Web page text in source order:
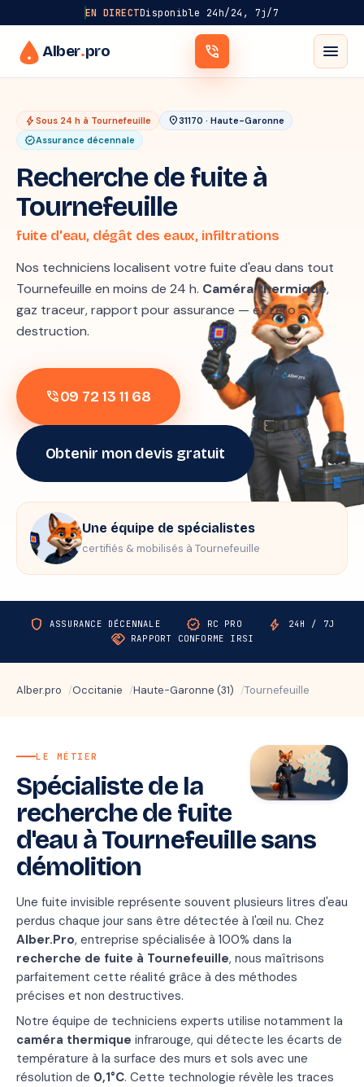
EN DIRECTDisponible 24h/24, 7j/7
Alber.pro phone_in_talk menu
bolt Sous 24 h à Tournefeuille location_on31170 · Haute-Garonne
verifiedAssurance décennale
Recherche de fuite à
Tournefeuille
fuite d'eau, dégât des eaux, infiltrations
Nos techniciens localisent votre fuite d'eau dans tout
Tournefeuille en moins de 24 h. Caméra thermique,
gaz traceur, rapport pour assurance — et zéro
destruction.
phone_in_talk09 72 13 11 68
Obtenir mon devis gratuit
Une équipe de spécialistes
certifiés & mobilisés à Tournefeuille
shield ASSURANCE DÉCENNALE verified RC PRO bolt 24H / 7J
handshakeRAPPORT CONFORME IRSI
Alber.pro Occitanie Haute-Garonne (31) Tournefeuille
LE MÉTIER
Spécialiste de la
recherche de fuite
d'eau à Tournefeuille sans
démolition
Une fuite invisible représente souvent plusieurs litres d'eau
perdus chaque jour sans être détectée à l'œil nu. Chez
Alber.Pro, entreprise spécialisée à 100% dans la
recherche de fuite à Tournefeuille, nous maîtrisons
parfaitement cette réalité grâce à des méthodes
précises et non destructives.
Notre équipe de techniciens experts utilise notamment la
caméra thermique infrarouge, qui détecte les écarts de
température à la surface des murs et sols avec une
résolution de 0,1°C. Cette technologie révèle les traces